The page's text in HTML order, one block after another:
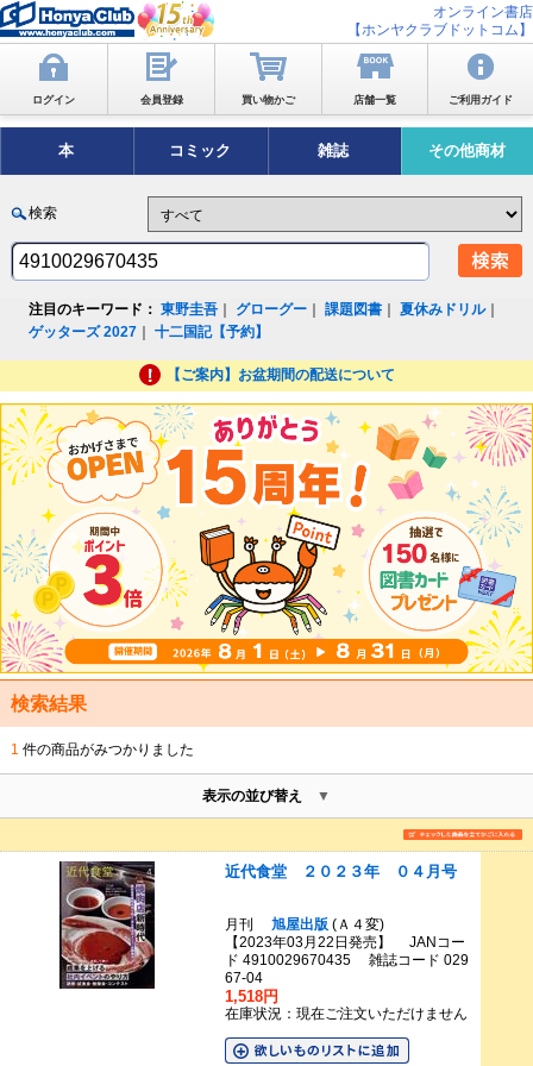
オンライン書店
【ホンヤクラブドットコム】
ログイン 会員登録 買い物かご 店舗一覧 ご利用ガイド
本 コミック 雑誌 その他商材
検索
注目のキーワード： 東野圭吾 グローグー ｜課題図書 ｜夏休みドリル｜
ゲッターズ 2027 ｜十二国記【予約】
【ご案内】お盆期間の配送について
検索結果
1 件の商品がみつかりました
表示の並び替え
近代食堂 ２０２３年 ０４月号
月刊 旭屋出版 (Ａ４変)
【2023年03月22日発売】 JANコー
ド 4910029670435 雑誌コード 029
67-04
1,518円
在庫状況：現在ご注文いただけません